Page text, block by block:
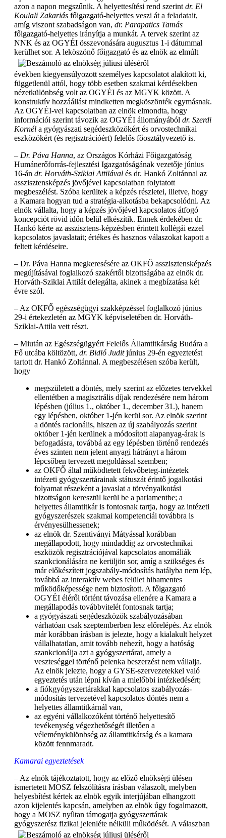
azon a napon megszűnik. A helyettesítési rend szerint dr. El
Koulali Zakariás főigazgató-helyettes veszi át a feladatait,
amíg viszont szabadságon van, dr. Parapatics Tamás
főigazgató-helyettes irányítja a munkát. A tervek szerint az
NNK és az OGYÉI összevonására augusztus 1-i dátummal
kerülhet sor. A leköszönő főigazgató és az elnök az elmúlt
években kiegyensúlyozott személyes kapcsolatot alakított ki,
függetlenül attól, hogy több esetben szakmai kérdésekben
nézetkülönbség volt az OGYÉI és az MGYK között. A
konstruktív hozzáállást mindketten megköszönték egymásnak.
Az OGYÉI-vel kapcsolatban az elnök elmondta, hogy
információi szerint távozik az OGYÉI állományából dr. Szerdi
Kornél a gyógyászati segédeszközökért és orvostechnikai
eszközökért (és regisztrációért) felelős főosztályvezető is.
– Dr. Páva Hanna, az Országos Kórházi Főigazgatóság
Humánerőforrás-fejlesztési Igazgatóságának vezetője június
16-án dr. Horváth-Sziklai Attilával és dr. Hankó Zoltánnal az
asszisztensképzés jövőjével kapcsolatban folytatott
megbeszélést. Szóba kerültek a képzés részletei, illetve, hogy
a Kamara hogyan tud a stratégia-alkotásba bekapcsolódni. Az
elnök vállalta, hogy a képzés jövőjével kapcsolatos átfogó
koncepciót rövid időn belül elkészítik. Ennek érdekében dr.
Hankó kérte az asszisztens-képzésben érintett kollégái ezzel
kapcsolatos javaslatait; értékes és hasznos válaszokat kapott a
feltett kérdéseire.
– Dr. Páva Hanna megkeresésére az OKFŐ asszisztensképzés
megújításával foglalkozó szakértői bizottságába az elnök dr.
Horváth-Sziklai Attilát delegálta, akinek a megbízatása két
évre szól.
– Az OKFŐ egészségügyi szakképzéssel foglalkozó június
29-i értekezletén az MGYK képviseletében dr. Horváth-
Sziklai-Attila vett részt.
– Miután az Egészségügyért Felelős Államtitkárság Budára a
Fő utcába költözött, dr. Bidló Juditjúnius 29-én egyeztetést
tartott dr. Hankó Zoltánnal. A megbeszélésen szóba került,
hogy
megszületett a döntés, mely szerint az előzetes tervekkel
ellentétben a magisztrális díjak rendezésére nem három
lépésben (július 1., október 1., december 31.), hanem
egy lépésben, október 1-jén kerül sor. Az elnök szerint
a döntés racionális, hiszen az új szabályozás szerint
október 1-jén kerülnek a módosított alapanyag-árak is
befogadásra, továbbá az egy lépésben történő rendezés
éves szinten nem jelent anyagi hátrányt a három
lépcsőben tervezett megoldással szemben;
az OKFŐ által működtetett fekvőbeteg-intézetek
intézeti gyógyszertárainak státuszát érintő jogalkotási
folyamat részeként a javaslat a törvényalkotási
bizottságon keresztül kerül be a parlamentbe; a
helyettes államtitkár is fontosnak tartja, hogy az intézeti
gyógyszerészek szakmai kompetenciái továbbra is
érvényesülhessenek;
az elnök dr. Szentiványi Mátyással korábban
megállapodott, hogy mindaddig az orvostechnikai
eszközök regisztrációjával kapcsolatos anomáliák
szankcionálására ne kerüljön sor, amíg a szükséges és
már előkészített jogszabály-módosítás hatályba nem lép,
továbbá az interaktív webes felület hibamentes
működőképessége nem biztosított. A főigazgató
OGYÉI éléről történt távozása ellenére a Kamara a
megállapodás továbbvitelét fontosnak tartja;
a gyógyászati segédeszközök szabályozásában
várhatóan csak szeptemberben lesz előrelépés. Az elnök
már korábban írásban is jelezte, hogy a kialakult helyzet
vállalhatatlan, amit tovább nehezít, hogy a hatóság
szankcionálja azt a gyógyszertárat, amely a
veszteséggel történő pelenka beszerzést nem vállalja.
Az elnök jelezte, hogy a GYSE-szervezetekkel való
egyeztetés után lépni kíván a mielőbbi intézkedésért;
a fiókgyógyszertárakkal kapcsolatos szabályozás-
módosítás tervezetével kapcsolatos döntés nem a
helyettes államtitkárnál van,
az egyéni vállalkozóként történő helyettesítő
tevékenység végezhetőségét illetően a
véleménykülönbség az államtitkárság és a kamara
között fennmaradt.
Kamarai egyeztetések
– Az elnök tájékoztatott, hogy az előző elnökségi ülésen
ismertetett MOSZ felszólításra írásban válaszolt, melyben
helyesbítést kértek az elnök egyik interjújában elhangzott
azon kijelentés kapcsán, amelyben az elnök úgy fogalmazott,
hogy a MOSZ nyíltan támogatja gyógyszertárak
gyógyszerész fizikai jelenléte nélküli működését. A válaszban